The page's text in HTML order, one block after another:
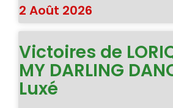
2 Août 2026
Victoires de
MY DARLING
Luxé